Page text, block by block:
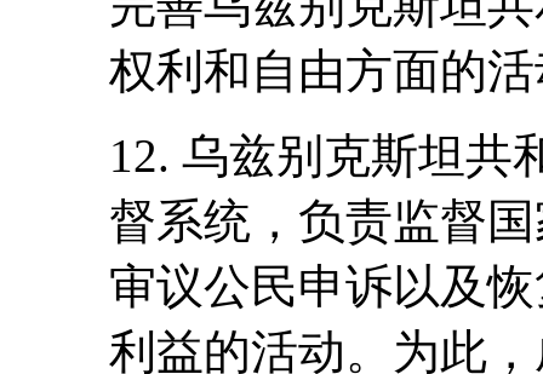
权利和自由方面的
12. 乌兹别克斯坦共
督系统，负责监督
审议公民申诉以及
利益的活动。为此